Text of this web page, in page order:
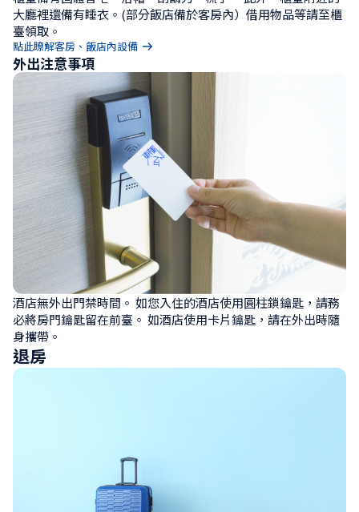
大廳裡還備有睡衣。(部分飯店備於客房內）借用物品等請至櫃
臺領取。
點此瞭解客房、飯店內設備
外出注意事項
酒店無外出門禁時間。 如您入住的酒店使用圓柱鎖鑰匙，請務
必將房門鑰匙留在前臺。 如酒店使用卡片鑰匙，請在外出時隨
身攜帶。
退房